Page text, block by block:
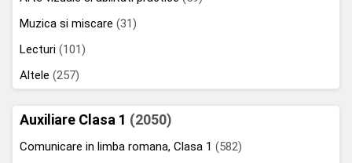
Muzica si miscare (31)
Lecturi (101)
Altele (257)
Auxiliare Clasa 1 (2050)
Comunicare in limba romana, Clasa 1 (582)